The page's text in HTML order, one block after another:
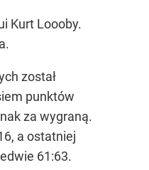
Kurt Loooby.
został
punktów
za wygraną.
a ostatniej
61:63.